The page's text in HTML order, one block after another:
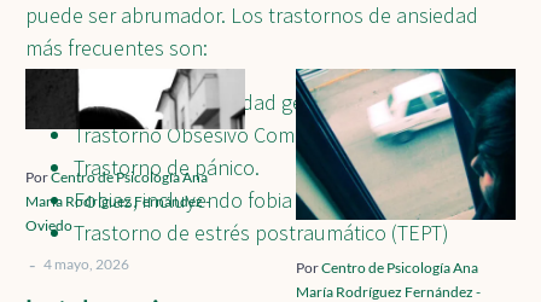
Contacto
Localízanos
Solicita cita
puede ser abrumador. Los trastornos de ansiedad
más frecuentes son:
Trastorno de ansiedad generalizada.
Trastorno Obsesivo Compulsivo.
Trastorno de pánico.
Fobias, incluyendo fobia social.
Trastorno de estrés postraumático (TEPT)
tolerancia
a
nuestros
pensamientos
PorCentro de Psicología Ana
María Rodríguez Fernández -
Oviedo
- 4 mayo, 2026
CUANDO
EL
MIEDO
SE
CONVIERTE
EN
FOBIA:
CÓMO
PorCentro de Psicología Ana
María Rodríguez Fernández -